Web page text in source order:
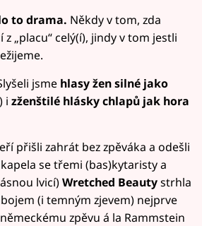
to drama. Někdy v tom, zda
„placu“ celý(í), jindy v tom jestli
jsme hlasy žen silné jako
i zženštilé hlásky chlapů jak hora
přišli zahrát bez zpěváka a odešli
se třemi (bas)kytaristy a
lvicí)Wretched Beautystrhla
(i temným zjevem) nejprve
zpěvu á la Rammstein